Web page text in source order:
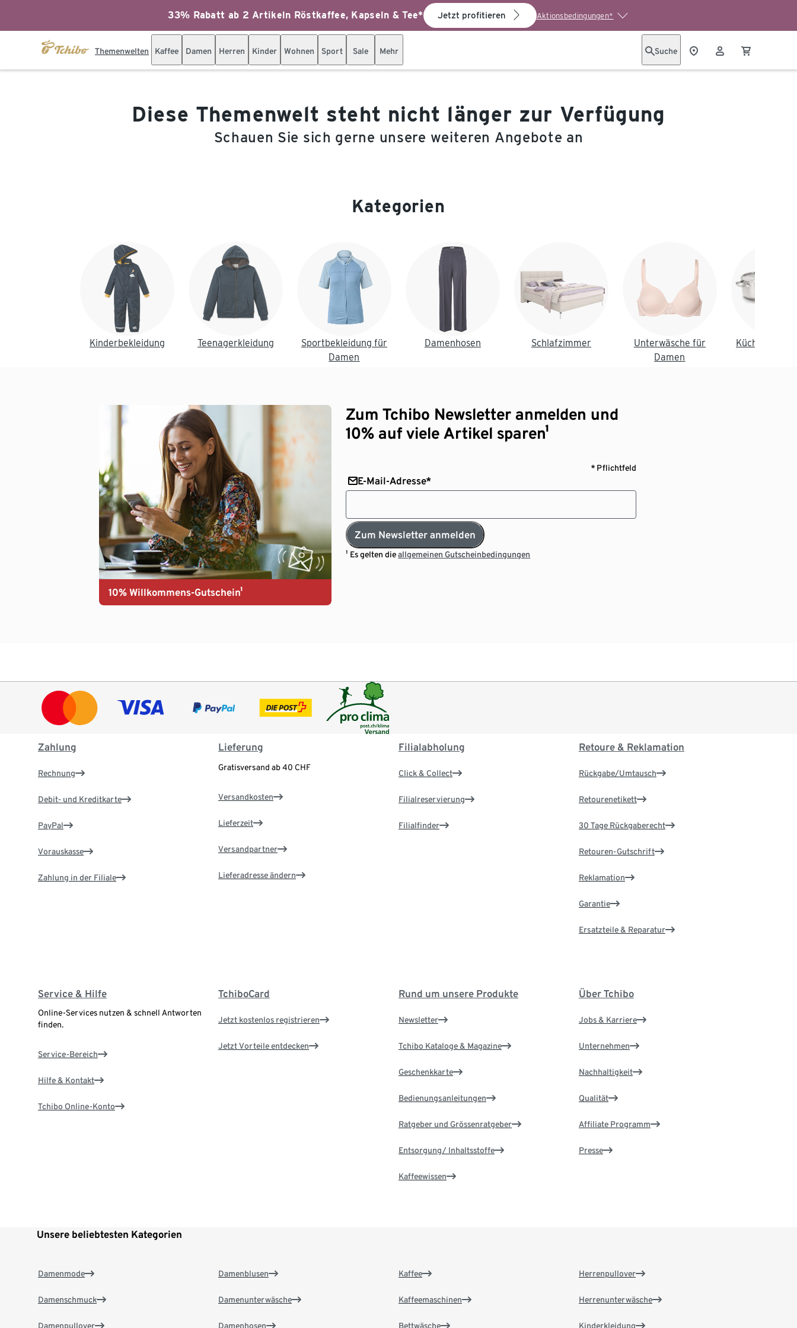
33% Rabatt ab 2 Artikeln Röstkaffee, Kapseln & Tee* Jetzt profitieren Aktionsbedingungen*
Themenwelten Kaffee Damen Herren Kinder Wohnen Sport Sale Mehr Suche
Diese Themenwelt steht nicht länger zur Verfügung
Schauen Sie sich gerne unsere weiteren Angebote an
Kategorien
Kinderbekleidung Teenagerkleidung
Sportbekleidung für
Damen
Damenhosen Schlafzimmer
Unterwäsche für
Damen
Küche &
10% Willkommens-Gutschein¹
Zum Tchibo Newsletter anmelden und
10% auf viele Artikel sparen¹
* Pflichtfeld
E-Mail-Adresse*
Zum Newsletter anmelden
¹ Es gelten dieallgemeinen Gutscheinbedingungen
Zahlung
Rechnung
Debit- und Kreditkarte
PayPal
Vorauskasse
Zahlung in der Filiale
Lieferung
Gratisversand ab 40 CHF
Versandkosten
Lieferzeit
Versandpartner
Lieferadresse ändern
Filialabholung
Click & Collect
Filialreservierung
Filialfinder
Retoure & Reklamation
Rückgabe/Umtausch
Retourenetikett
30 Tage Rückgaberecht
Retouren-Gutschrift
Reklamation
Garantie
Ersatzteile & Reparatur
Service & Hilfe
Online-Services nutzen & schnell Antworten
finden.
Service-Bereich
Hilfe & Kontakt
Tchibo Online-Konto
TchiboCard
Jetzt kostenlos registrieren
Jetzt Vorteile entdecken
Rund um unsere Produkte
Newsletter
Tchibo Kataloge & Magazine
Geschenkkarte
Bedienungsanleitungen
Ratgeber und Grössenratgeber
Entsorgung/ Inhaltsstoffe
Kaffeewissen
Über Tchibo
Jobs & Karriere
Unternehmen
Nachhaltigkeit
Qualität
Affiliate Programm
Presse
Unsere beliebtesten Kategorien
Damenmode
Damenschmuck
Damenpullover
Damenblusen
Damenunterwäsche
Damenhosen
Kaffee
Kaffeemaschinen
Bettwäsche
Herrenpullover
Herrenunterwäsche
Kinderkleidung